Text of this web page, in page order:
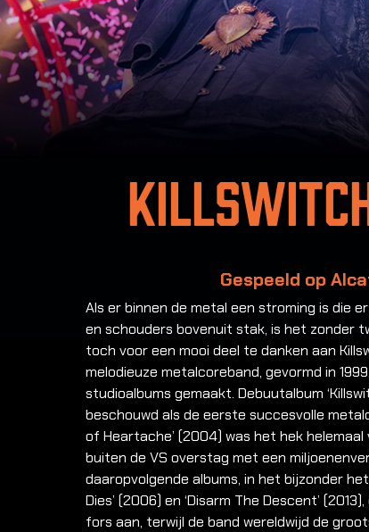
Killswitch
Gespeeld op
Als er binnen de metal een stroming is die
en schouders bovenuit stak, is het zonder
toch voor een mooi deel te danken aan
melodieuze metalcoreband, gevormd in
studioalbums gemaakt. Debuutalbum
beschouwd als de eerste succesvolle
of Heartache’ (2004) was het hek
buiten de VS overstag met een
daaropvolgende albums, in het bijzonder
Dies’ (2006) en ‘Disarm The Descent’
fors aan, terwijl de band wereldwijd de